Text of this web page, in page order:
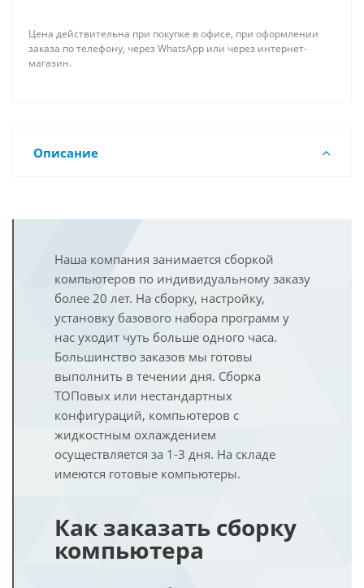
Цена действительна при покупке в офисе, при оформлении
заказа по телефону, через WhatsApp или через интернет-
магазин.
Описание
Наша компания занимается сборкой
компьютеров по индивидуальному заказу
более 20 лет. На сборку, настройку,
установку базового набора программ у
нас уходит чуть больше одного часа.
Большинство заказов мы готовы
выполнить в течении дня. Сборка
ТОПовых или нестандартных
конфигураций, компьютеров с
жидкостным охлаждением
осуществляется за 1-3 дня. На складе
имеются готовые компьютеры.
Как заказать сборку
компьютера